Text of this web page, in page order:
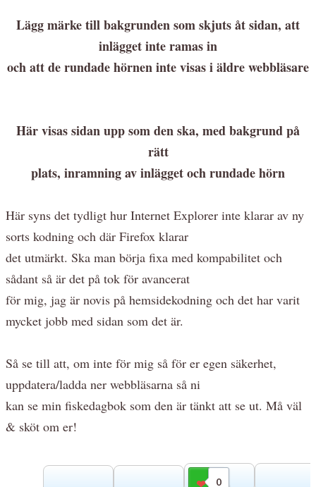
Lägg märke till bakgrunden som skjuts åt sidan, att
inlägget inte ramas in
och att de rundade hörnen inte visas i äldre webbläsare
Här visas sidan upp som den ska, med bakgrund på
rätt
plats, inramning av inlägget och rundade hörn
Här syns det tydligt hur Internet Explorer inte klarar av ny
sorts kodning och där Firefox klarar
det utmärkt. Ska man börja fixa med kompabilitet och
sådant så är det på tok för avancerat
för mig, jag är novis på hemsidekodning och det har varit
mycket jobb med sidan som det är.
Så se till att, om inte för mig så för er egen säkerhet,
uppdatera/ladda ner webbläsarna så ni
kan se min fiskedagbok som den är tänkt att se ut. Må väl
& sköt om er!
0